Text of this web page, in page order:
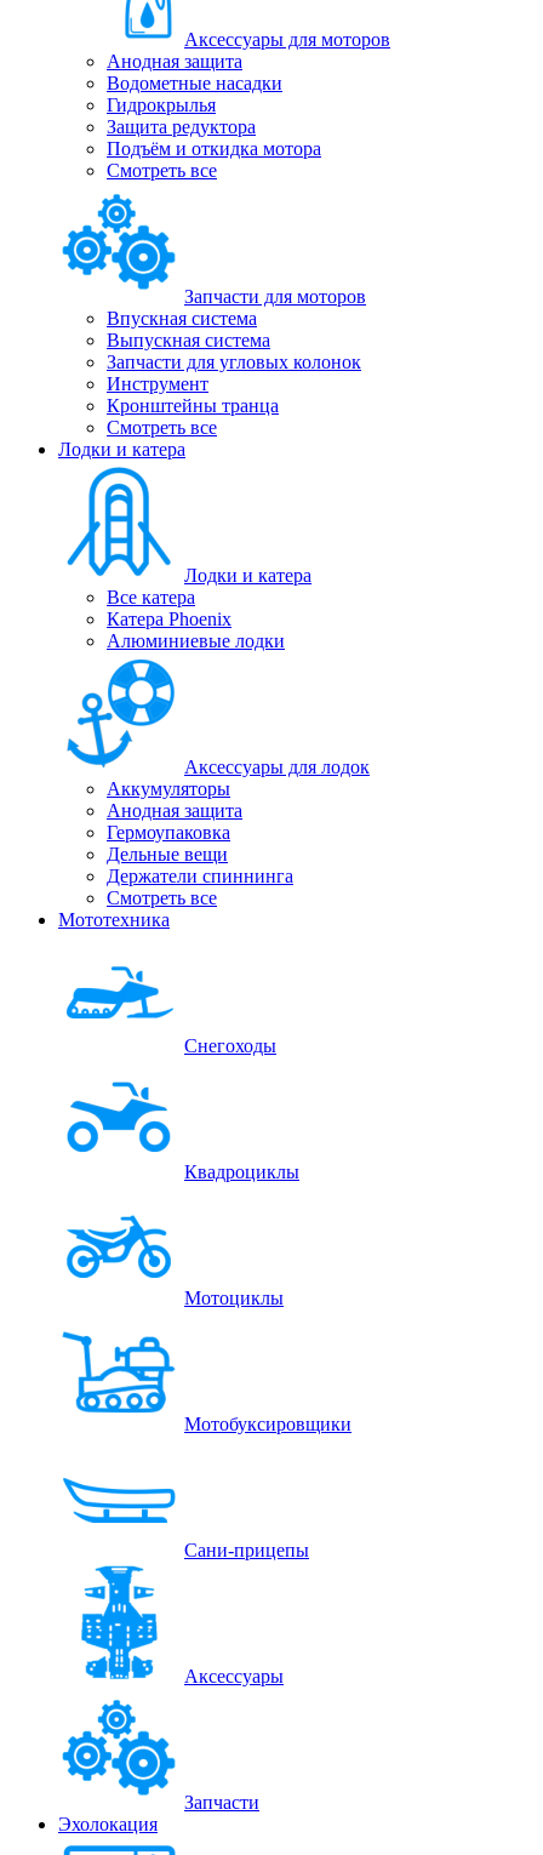
Аксессуары для моторов
Анодная защита
Водометные насадки
Гидрокрылья
Защита редуктора
Подъём и откидка мотора
Смотреть все
Запчасти для моторов
Впускная система
Выпускная система
Запчасти для угловых колонок
Инструмент
Кронштейны транца
Смотреть все
Лодки и катера
Лодки и катера
Все катера
Катера Phoenix
Алюминиевые лодки
Аксессуары для лодок
Аккумуляторы
Анодная защита
Гермоупаковка
Дельные вещи
Держатели спиннинга
Смотреть все
Мототехника
Снегоходы
Квадроциклы
Мотоциклы
Мотобуксировщики
Сани-прицепы
Аксессуары
Запчасти
Эхолокация